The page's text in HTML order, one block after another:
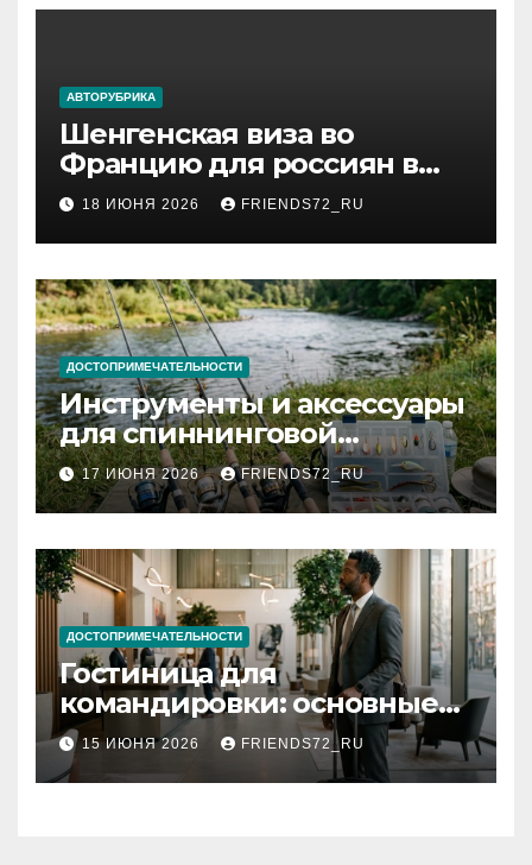
АВТОРУБРИКА
Шенгенская виза во
Францию для россиян в
2026 году: сроки от 3 дней
и список необходимых
документов
18 ИЮНЯ 2026 FRIENDS72_RU
ДОСТОПРИМЕЧАТЕЛЬНОСТИ
Инструменты и аксессуары
для спиннинговой
рыбалки: назначение и
типы
17 ИЮНЯ 2026 FRIENDS72_RU
ДОСТОПРИМЕЧАТЕЛЬНОСТИ
Гостиница для
командировки: основные
критерии выбора
15 ИЮНЯ 2026 FRIENDS72_RU